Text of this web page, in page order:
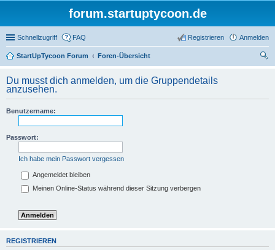
forum.startuptycoon.de
Schnellzugriff FAQ Anmelden
Registrieren
StartUpTycoon Forum
Foren-Übersicht
Du musst dich anmelden, um die Gruppendetails
anzusehen.
Benutzername:
Passwort:
Ich habe mein Passwort vergessen
Angemeldet bleiben
Meinen Online-Status während dieser Sitzung verbergen
REGISTRIEREN